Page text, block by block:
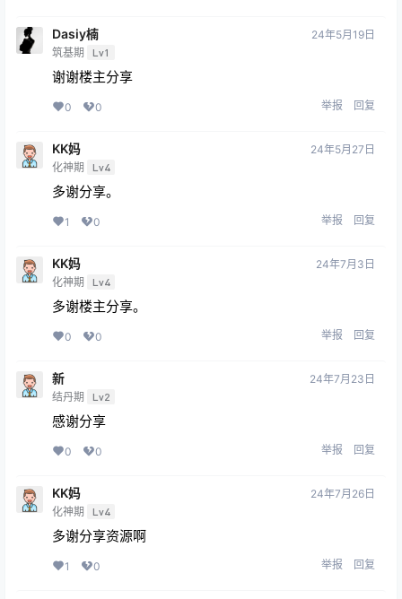
Dasiy楠
筑基期 Lv1
24年5月19日
谢谢楼主分享
0 0 举报 回复
KK妈
化神期 Lv4
24年5月27日
多谢分享。
1 0 举报 回复
KK妈
化神期 Lv4
24年7月3日
多谢楼主分享。
0 0 举报 回复
新
结丹期 Lv2
24年7月23日
感谢分享
0 0 举报 回复
KK妈
化神期 Lv4
24年7月26日
多谢分享资源啊
1 0 举报 回复